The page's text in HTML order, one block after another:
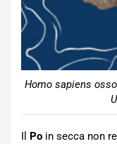
Homo sapiens
Il Po in secca non